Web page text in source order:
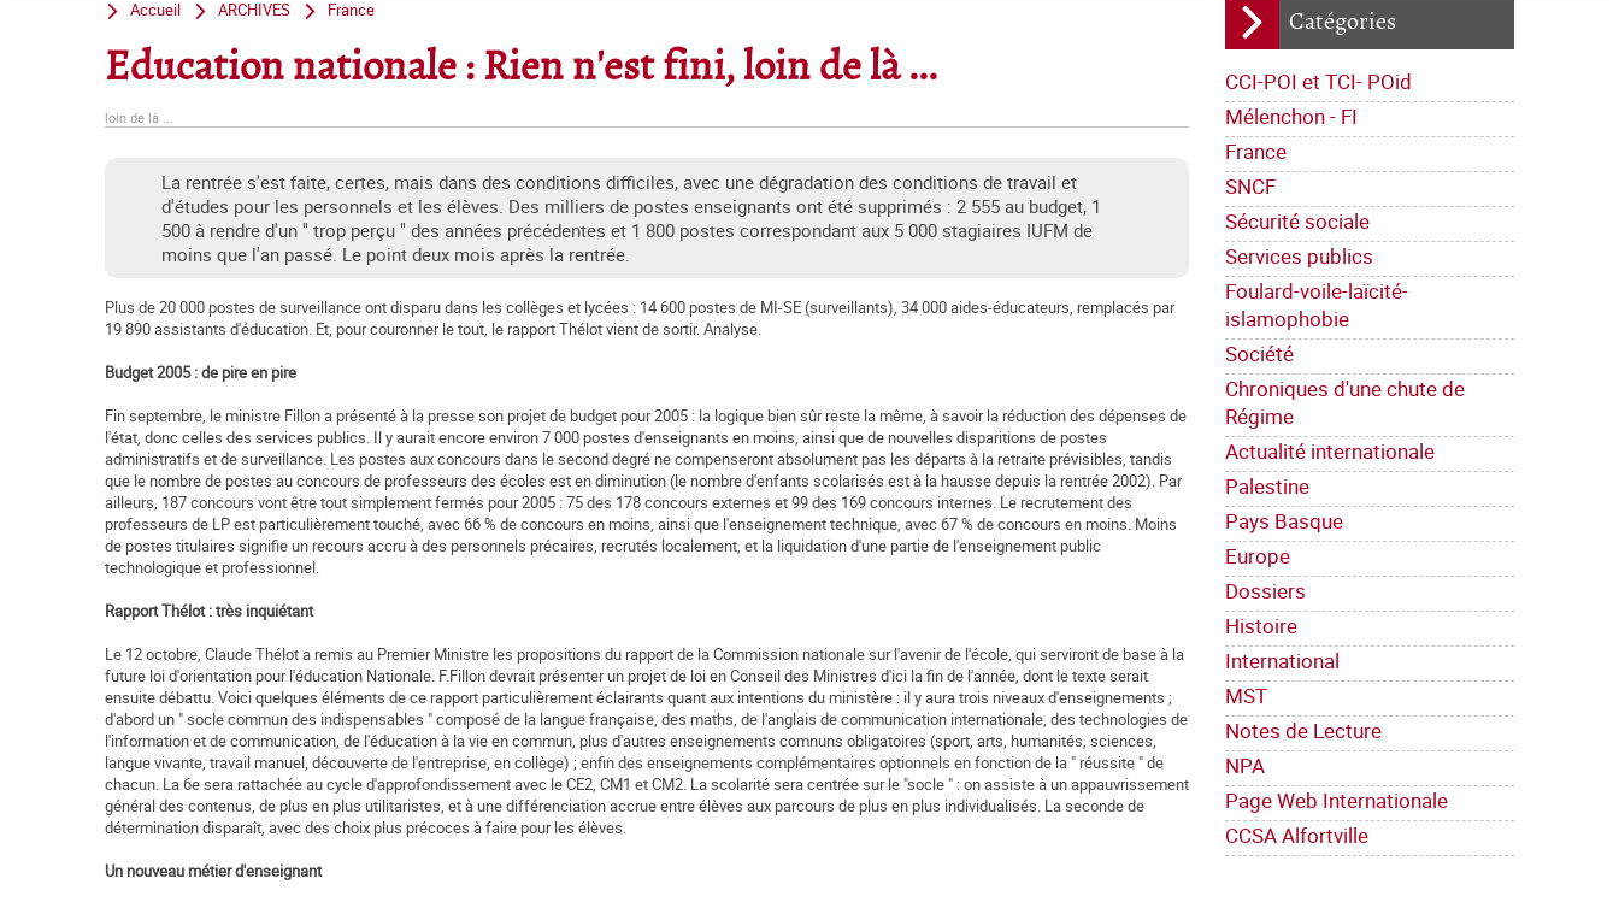
Catégories
CCI-POI et TCI- POid
Mélenchon - FI
France
SNCF
Sécurité sociale
Services publics
Foulard-voile-laïcité-
islamophobie
Société
Chroniques d'une chute de
Régime
Actualité internationale
Palestine
Pays Basque
Europe
Dossiers
Histoire
International
MST
Notes de Lecture
NPA
Page Web Internationale
CCSA Alfortville
Accueil ARCHIVES France
Education nationale : Rien n'est fini, loin de là ...
loin de là ...
La rentrée s'est faite, certes, mais dans des conditions difficiles, avec une dégradation des conditions de travail et
d'études pour les personnels et les élèves. Des milliers de postes enseignants ont été supprimés : 2 555 au budget, 1
500 à rendre d'un " trop perçu " des années précédentes et 1 800 postes correspondant aux 5 000 stagiaires IUFM de
moins que l'an passé. Le point deux mois après la rentrée.
Plus de 20 000 postes de surveillance ont disparu dans les collèges et lycées : 14 600 postes de MI-SE (surveillants), 34 000 aides-éducateurs, remplacés par
19 890 assistants d'éducation. Et, pour couronner le tout, le rapport Thélot vient de sortir. Analyse.
Budget 2005 : de pire en pire
Fin septembre, le ministre Fillon a présenté à la presse son projet de budget pour 2005 : la logique bien sûr reste la même, à savoir la réduction des dépenses de
l'état, donc celles des services publics. Il y aurait encore environ 7 000 postes d'enseignants en moins, ainsi que de nouvelles disparitions de postes
administratifs et de surveillance. Les postes aux concours dans le second degré ne compenseront absolument pas les départs à la retraite prévisibles, tandis
que le nombre de postes au concours de professeurs des écoles est en diminution (le nombre d'enfants scolarisés est à la hausse depuis la rentrée 2002). Par
ailleurs, 187 concours vont être tout simplement fermés pour 2005 : 75 des 178 concours externes et 99 des 169 concours internes. Le recrutement des
professeurs de LP est particulièrement touché, avec 66 % de concours en moins, ainsi que l'enseignement technique, avec 67 % de concours en moins. Moins
de postes titulaires signifie un recours accru à des personnels précaires, recrutés localement, et la liquidation d'une partie de l'enseignement public
technologique et professionnel.
Rapport Thélot : très inquiétant
Le 12 octobre, Claude Thélot a remis au Premier Ministre les propositions du rapport de la Commission nationale sur l'avenir de l'école, qui serviront de base à la
future loi d'orientation pour l'éducation Nationale. F.Fillon devrait présenter un projet de loi en Conseil des Ministres d'ici la fin de l'année, dont le texte serait
ensuite débattu. Voici quelques éléments de ce rapport particulièrement éclairants quant aux intentions du ministère : il y aura trois niveaux d'enseignements ;
d'abord un " socle commun des indispensables " composé de la langue française, des maths, de l'anglais de communication internationale, des technologies de
l'information et de communication, de l'éducation à la vie en commun, plus d'autres enseignements comnuns obligatoires (sport, arts, humanités, sciences,
langue vivante, travail manuel, découverte de l'entreprise, en collège) ; enfin des enseignements complémentaires optionnels en fonction de la " réussite " de
chacun. La 6e sera rattachée au cycle d'approfondissement avec le CE2, CM1 et CM2. La scolarité sera centrée sur le "socle " : on assiste à un appauvrissement
général des contenus, de plus en plus utilitaristes, et à une différenciation accrue entre élèves aux parcours de plus en plus individualisés. La seconde de
détermination disparaît, avec des choix plus précoces à faire pour les élèves.
Un nouveau métier d'enseignant